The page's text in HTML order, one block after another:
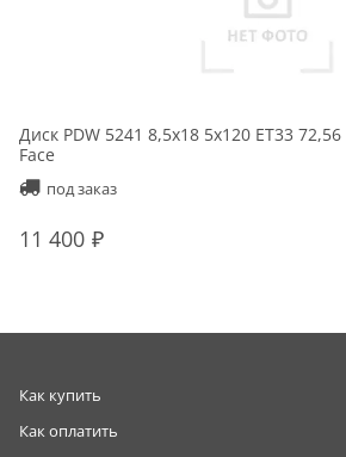
Диск PDW 5241 8,5x18 5x120 ET33
Face
под заказ
11 400
Как купить
Как оплатить